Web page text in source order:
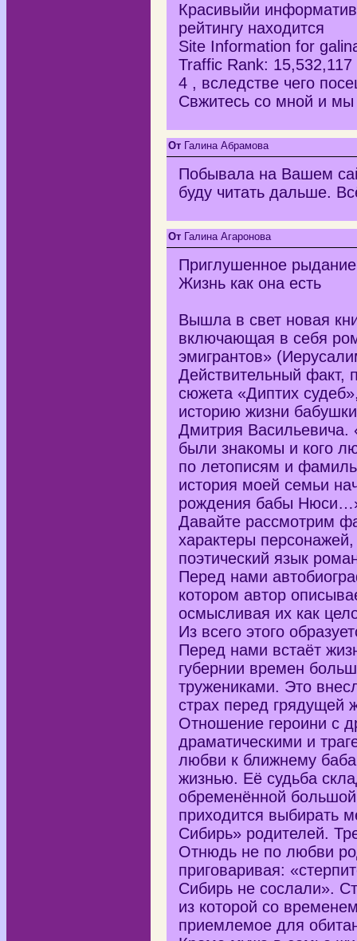
Красивыйи
рейтингу находится
Site Information for
Traffic Rank:
4 , вследстве чего
Свжитесь со мной и мы
От Галина Абрамова
Побывала на Вашем
буду читать дальше.
От Галина Агаронова
Приглушенное
Жизнь как она есть
Вышла в свет новая
включающая в себя
эмигрантов»
Действительный факт,
сюжета «Диптих
историю жизни
Дмитрия
были знакомы и кого
по летописям и
история моей семьи
рождения бабы
Давайте рассмотрим
характеры
поэтический язык
Перед нами
котором автор
осмысливая их как
Из всего этого
Перед нами встаёт
губернии времен
тружениками. Это
страх перед грядущей
Отношение героини с
драматическими и
любви к ближнему
жизнью. Её судьба
обременённой
приходится выбирать
Сибирь» родителей.
Отнюдь не по любви
приговаривая:
Сибирь не сослали».
из которой со
приемлемое для